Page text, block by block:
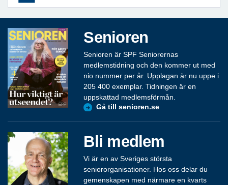
Senioren
Senioren är SPF Seniorernas
medlemstidning och den kommer ut med
nio nummer per år. Upplagan är nu uppe i
205 400 exemplar. Tidningen är en
uppskattad medlemsförmån.
Gå till senioren.se
Bli medlem
Vi är en av Sveriges största
seniororganisationer. Hos oss delar du
gemenskapen med närmare en kvarts